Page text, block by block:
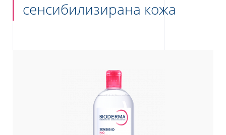
сенсибилизирана кожа